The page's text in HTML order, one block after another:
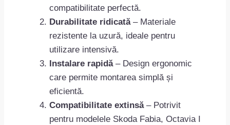
compatibilitate perfectă.
Durabilitate ridicată– Materiale
rezistente la uzură, ideale pentru
utilizare intensivă.
Instalare rapidă– Design ergonomic
care permite montarea simplă și
eficientă.
Compatibilitate extinsă– Potrivit
pentru modelele Skoda Fabia, Octavia I